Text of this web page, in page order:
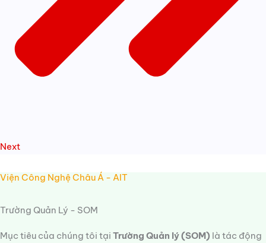
Next
Viện Công Nghệ Châu Á - AIT
Trường Quản Lý - SOM
Mục tiêu của chúng tôi tại Trường Quản lý (SOM) là tác động